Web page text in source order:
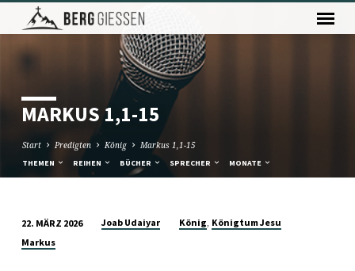
MARKUS 1,1-15
Start Predigten König Markus 1,1-15
THEMEN REIHEN BÜCHER SPRECHER MONATE
MARKUS
22. MÄRZ 2026 Joab Udaiyar König, Königtum Jesu
Markus